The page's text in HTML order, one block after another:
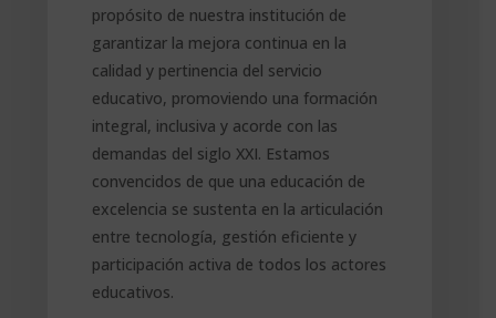
propósito de nuestra institución de
garantizar la mejora continua en la
calidad y pertinencia del servicio
educativo, promoviendo una formación
integral, inclusiva y acorde con las
demandas del siglo XXI. Estamos
convencidos de que una educación de
excelencia se sustenta en la articulación
entre tecnología, gestión eficiente y
participación activa de todos los actores
educativos.